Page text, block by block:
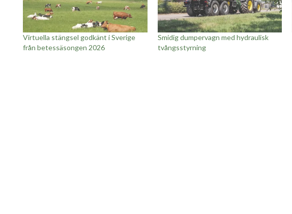
Virtuella stängsel godkänt i Sverige
från betessäsongen 2026
Smidig dumpervagn med hydraulisk
tvångsstyrning